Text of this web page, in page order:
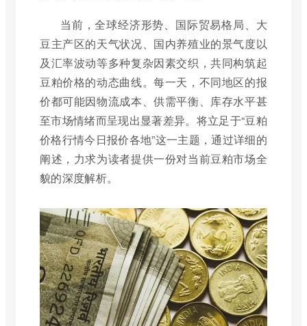
当前，全球经济形势、国际贸易格局、大
豆主产区的天气状况、国内养殖业的景气度以
及汇率波动等多种复杂因素交织，共同构筑起
豆粕价格的动态曲线。每一天，不同地区的报
价都可能因物流成本、供需平衡、库存水平甚
至市场情绪而呈现出显著差异。将立足于“豆粕
价格行情今日报价各地”这一主题，通过详细的
阐述，力求为读者提供一份对当前豆粕市场全
貌的深度解析。